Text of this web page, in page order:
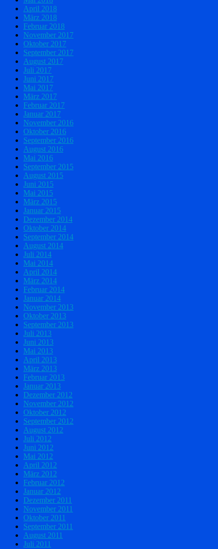
April 2018
März 2018
Februar 2018
November 2017
Oktober 2017
September 2017
August 2017
Juli 2017
Juni 2017
Mai 2017
März 2017
Februar 2017
Januar 2017
November 2016
Oktober 2016
September 2016
August 2016
Mai 2016
September 2015
August 2015
Juni 2015
Mai 2015
März 2015
Januar 2015
Dezember 2014
Oktober 2014
September 2014
August 2014
Juli 2014
Mai 2014
April 2014
März 2014
Februar 2014
Januar 2014
November 2013
Oktober 2013
September 2013
Juli 2013
Juni 2013
Mai 2013
April 2013
März 2013
Februar 2013
Januar 2013
Dezember 2012
November 2012
Oktober 2012
September 2012
August 2012
Juli 2012
Juni 2012
Mai 2012
April 2012
März 2012
Februar 2012
Januar 2012
Dezember 2011
November 2011
Oktober 2011
September 2011
August 2011
Juli 2011